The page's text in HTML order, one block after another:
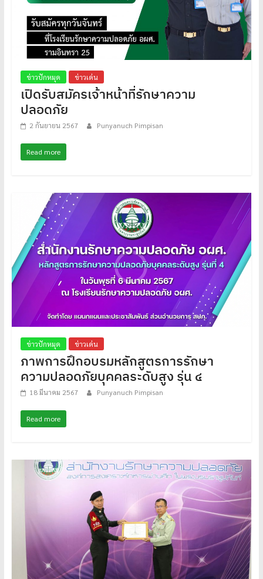
ข่าวปักหมุด ข่าวเด่น
เปิดรับสมัครเจ้าหน้าที่รักษาความ
ปลอดภัย
2 กันยายน 2567 Punyanuch Pimpisan
Read more
ข่าวปักหมุด ข่าวเด่น
ภาพการฝึกอบรมหลักสูตรการรักษา
ความปลอดภัยบุคคลระดับสูง รุ่น ๔
18 มีนาคม 2567 Punyanuch Pimpisan
Read more